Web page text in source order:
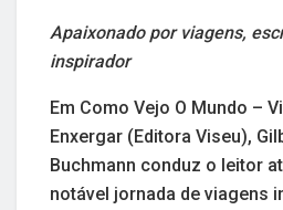
Apaixonado por viagens,
inspirador
Em Como Vejo O Mundo –
Enxergar (Editora Viseu),
Buchmann conduz o leitor
notável jornada de viagens